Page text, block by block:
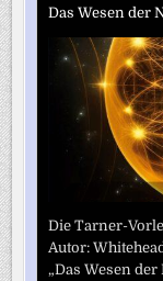
Das Wesen der
Die Tarner-
Autor:
„Das Wesen